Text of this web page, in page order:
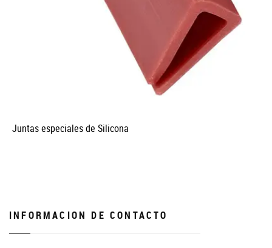
Juntas especiales de Silicona
INFORMACION DE CONTACTO